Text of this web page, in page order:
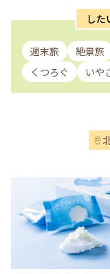
し
週末旅 絶景旅
くつろぐ
いや